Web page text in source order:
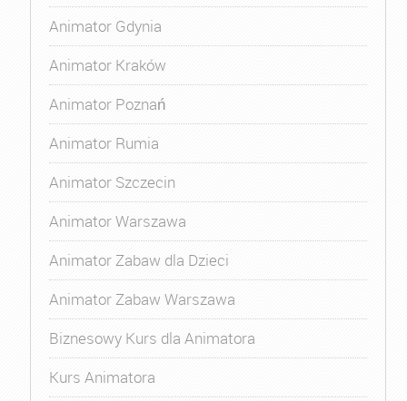
Animator Gdynia
Animator Kraków
Animator Poznań
Animator Rumia
Animator Szczecin
Animator Warszawa
Animator Zabaw dla Dzieci
Animator Zabaw Warszawa
Biznesowy Kurs dla Animatora
Kurs Animatora